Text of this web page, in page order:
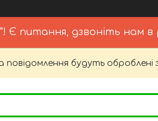
Є питання, дзвоніть нам в
будуть